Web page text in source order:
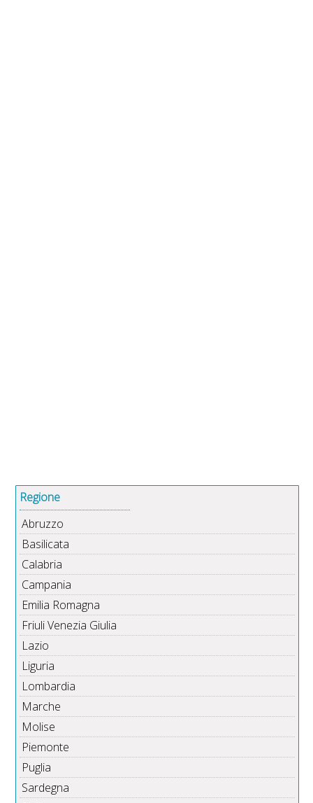
Regione
Abruzzo
Basilicata
Calabria
Campania
Emilia Romagna
Friuli Venezia Giulia
Lazio
Liguria
Lombardia
Marche
Molise
Piemonte
Puglia
Sardegna